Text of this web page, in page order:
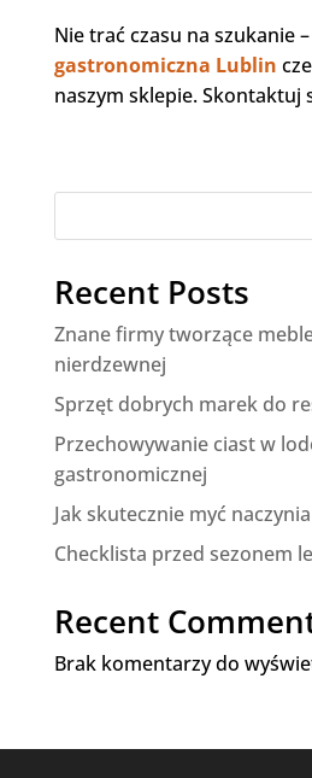
Nie trać czasu na szukanie –
gastronomiczna Lublin
naszym sklepie. Skontaktuj
Recent Posts
Znane firmy tworzące
nierdzewnej
Sprzęt dobrych marek do
Przechowywanie ciast w
gastronomicznej
Jak skutecznie myć
Checklista przed sezonem
Recent
Brak komentarzy do